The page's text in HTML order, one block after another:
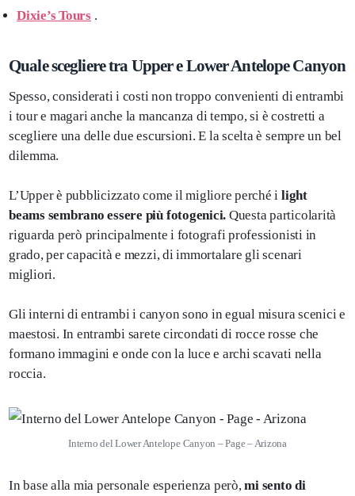
Dixie’s Tours.
Quale scegliere tra Upper e Lower Antelope Canyon
Spesso, considerati i costi non troppo convenienti di entrambi
i tour e magari anche la mancanza di tempo, si è costretti a
scegliere una delle due escursioni. E la scelta è sempre un bel
dilemma.
L’Upper è pubblicizzato come il migliore perché i light
beams sembrano essere più fotogenici. Questa particolarità
riguarda però principalmente i fotografi professionisti in
grado, per capacità e mezzi, di immortalare gli scenari
migliori.
Gli interni di entrambi i canyon sono in egual misura scenici e
maestosi. In entrambi sarete circondati di rocce rosse che
formano immagini e onde con la luce e archi scavati nella
roccia.
Interno del Lower Antelope Canyon – Page – Arizona
In base alla mia personale esperienza però,mi sento di